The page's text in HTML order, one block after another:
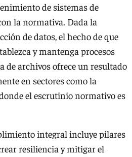
de sistemas de
la normativa. Dada la
de datos, el hecho de que
y mantenga procesos
de archivos ofrece un resultado
en sectores como la
el escrutinio normativo es
integral incluye pilares
resiliencia y mitigar el